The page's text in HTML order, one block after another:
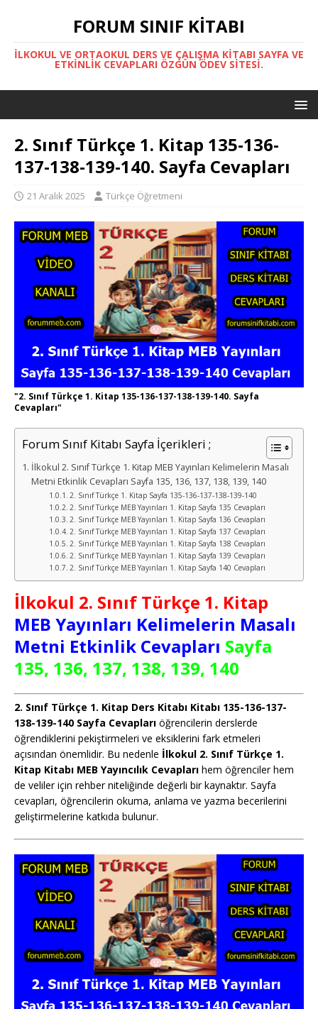
FORUM SINIF KITABI
İLKOKUL VE ORTAOKUL DERS VE ÇALIŞMA KITABI SAYFA VE
ETKINLIK CEVAPLARI ÖZGÜN ÖDEV SITESI.
2. Sınıf Türkçe 1. Kitap 135-136-
137-138-139-140. Sayfa Cevapları
21 Aralık 2025 Türkçe Öğretmeni
"2. Sınıf Türkçe 1. Kitap 135-136-137-138-139-140. Sayfa
Cevapları"
Forum Sınıf Kitabı Sayfa İçerikleri ;
İlkokul 2. Sınıf Türkçe 1. Kitap MEB Yayınları Kelimelerin Masalı
Metni Etkinlik Cevapları Sayfa 135, 136, 137, 138, 139, 140
2. Sınıf Türkçe 1. Kitap Sayfa 135-136-137-138-139-140
2. Sınıf Türkçe MEB Yayınları 1. Kitap Sayfa 135 Cevapları
2. Sınıf Türkçe MEB Yayınları 1. Kitap Sayfa 136 Cevapları
2. Sınıf Türkçe MEB Yayınları 1. Kitap Sayfa 137 Cevapları
2. Sınıf Türkçe MEB Yayınları 1. Kitap Sayfa 138 Cevapları
2. Sınıf Türkçe MEB Yayınları 1. Kitap Sayfa 139 Cevapları
2. Sınıf Türkçe MEB Yayınları 1. Kitap Sayfa 140 Cevapları
İlkokul 2. Sınıf Türkçe 1. Kitap
MEB Yayınları Kelimelerin Masalı
Metni Etkinlik Cevapları Sayfa
135, 136, 137, 138, 139, 140
2. Sınıf Türkçe 1. Kitap Ders Kitabı Kitabı 135-136-137-
138-139-140 Sayfa Cevapları öğrencilerin derslerde
öğrendiklerini pekiştirmeleri ve eksiklerini fark etmeleri
açısından önemlidir. Bu nedenle İlkokul 2. Sınıf Türkçe 1.
Kitap Kitabı MEB Yayıncılık Cevapları hem öğrenciler hem
de veliler için rehber niteliğinde değerli bir kaynaktır. Sayfa
cevapları, öğrencilerin okuma, anlama ve yazma becerilerini
geliştirmelerine katkıda bulunur.